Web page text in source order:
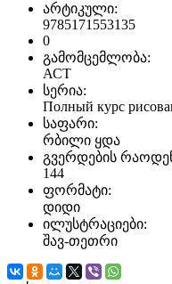
არტიკული:
9785171553135
0
გამომცემლობა:
АСТ
სერია:
Полный курс
საფარი:
რბილი ყდა
გვერდების
144
ფორმატი:
დიდი
ილუსტრაციები:
შავ-თეთრი